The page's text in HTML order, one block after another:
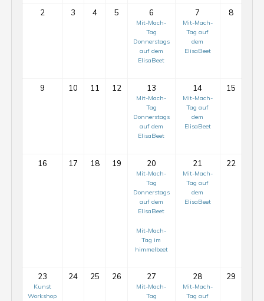
2
3 4 5 6
Mit-Mach-
Tag
Donnerstags
auf dem
ElisaBeet
7
Mit-Mach-
Tag auf
dem
ElisaBeet
8
9 10 11 12 13
Mit-Mach-
Tag
Donnerstags
auf dem
ElisaBeet
14
Mit-Mach-
Tag auf
dem
ElisaBeet
15
16 17 18 19 20
Mit-Mach-
Tag
Donnerstags
auf dem
ElisaBeet
Mit-Mach-
Tag im
himmelbeet
21
Mit-Mach-
Tag auf
dem
ElisaBeet
22
23
Kunst
Workshop
24 25 26 27
Mit-Mach-
Tag
28
Mit-Mach-
Tag auf
29